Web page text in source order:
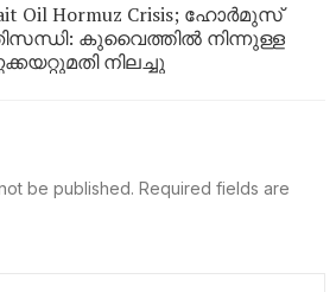
Oil Hormuz Crisis; ഹോർമുസ്
കുവൈത്തിൽ നിന്നുള്ള
നിലച്ചു
be published. Required fields are